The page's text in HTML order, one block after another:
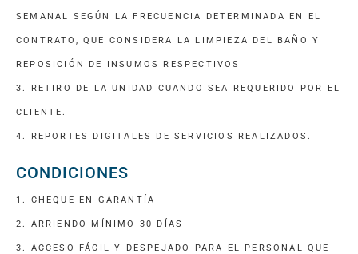
SEMANAL SEGÚN LA FRECUENCIA DETERMINADA EN EL
CONTRATO, QUE CONSIDERA LA LIMPIEZA DEL BAÑO Y
REPOSICIÓN DE INSUMOS RESPECTIVOS
3. RETIRO DE LA UNIDAD CUANDO SEA REQUERIDO POR EL
CLIENTE.
4. REPORTES DIGITALES DE SERVICIOS REALIZADOS.
CONDICIONES
1. CHEQUE EN GARANTÍA
2. ARRIENDO MÍNIMO 30 DÍAS
3. ACCESO FÁCIL Y DESPEJADO PARA EL PERSONAL QUE